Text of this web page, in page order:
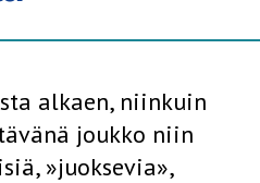
alkaen, niinkuin
joukko niin
»juoksevia»,